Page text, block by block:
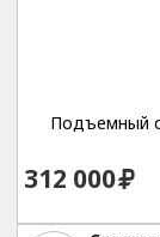
Подъемный
312 000